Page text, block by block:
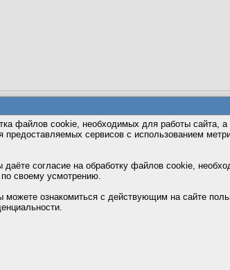
файлов cookie, необходимых для работы сайта,
предоставляемых сервисов с использованием
даёте согласие на обработку файлов cookie,
своему усмотрению.
ознакомиться с действующим на сайте